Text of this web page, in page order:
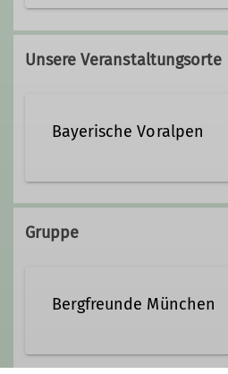
+491707284099
Kontakt
Qualifikationen
Ämter
Unsere Veranstaltungsorte
Bayerische Voralpen
Gruppe
Bergfreunde München